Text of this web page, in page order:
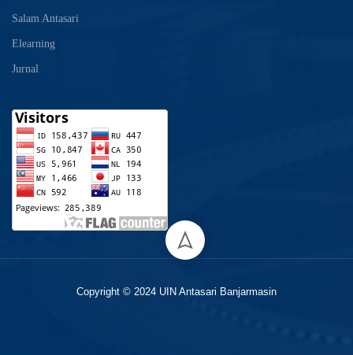
Salam Antasari
Elearning
Jurnal
Copyright © 2024 UIN Antasari Banjarmasin